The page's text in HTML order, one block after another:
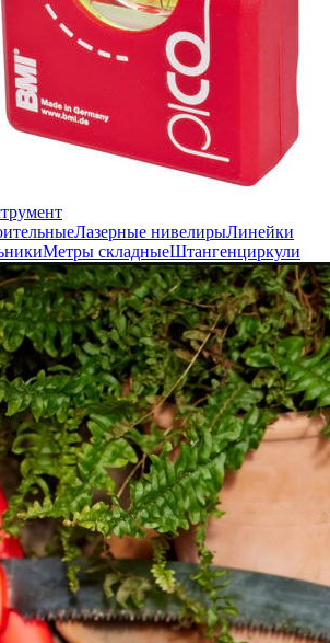
Лазерные нивелирыЛинейки
Метры складныеШтангенциркули